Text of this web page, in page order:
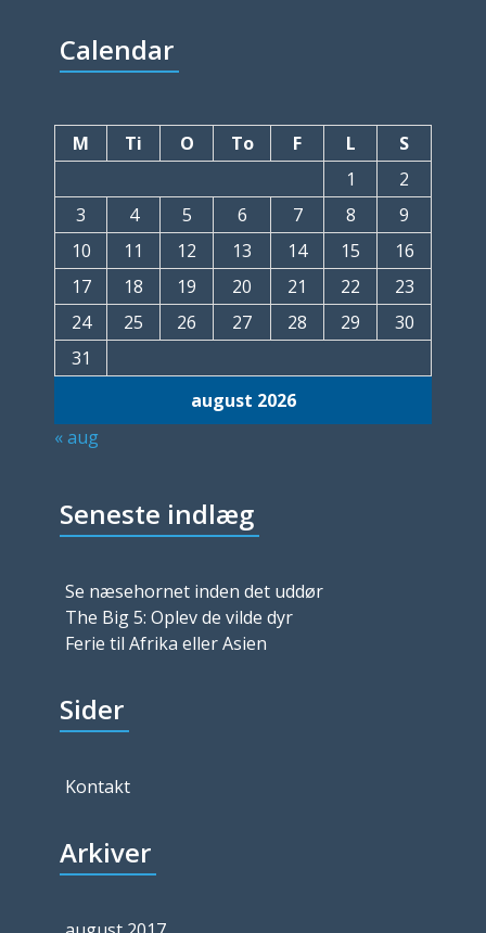
Calendar
august 2026
M Ti O To F L
S
1
2
3
4 5 6 7 8
9
10
11 12 13 14 15
16
17
18 19 20 21 22
23
24
25 26 27 28 29
30
31
« aug
Seneste indlæg
Se næsehornet inden det uddør
The Big 5: Oplev de vilde dyr
Ferie til Afrika eller Asien
Sider
Kontakt
Arkiver